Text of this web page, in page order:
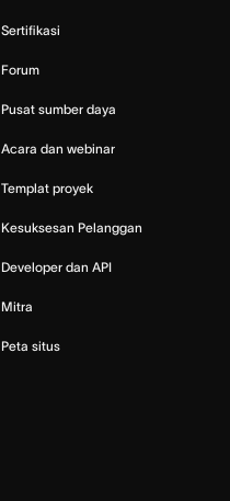
Sertifikasi
Forum
Pusat sumber daya
Acara dan webinar
Templat proyek
Kesuksesan Pelanggan
Developer dan API
Mitra
Peta situs